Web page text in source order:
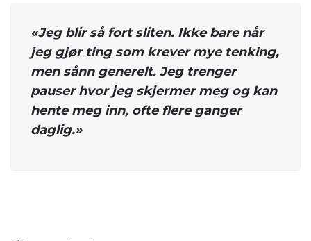
«Jeg blir så fort sliten. Ikke bare når
jeg gjør ting som krever mye tenking,
men sånn generelt. Jeg trenger
pauser hvor jeg skjermer meg og kan
hente meg inn, ofte flere ganger
daglig.»